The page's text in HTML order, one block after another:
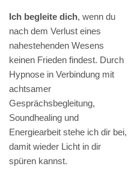
Ich begleite dich, wenn du
nach dem Verlust eines
nahestehenden Wesens
keinen Frieden findest. Durch
Hypnose in Verbindung mit
achtsamer
Gesprächsbegleitung,
Soundhealing und
Energiearbeit stehe ich dir bei,
damit wieder Licht in dir
spüren kannst.